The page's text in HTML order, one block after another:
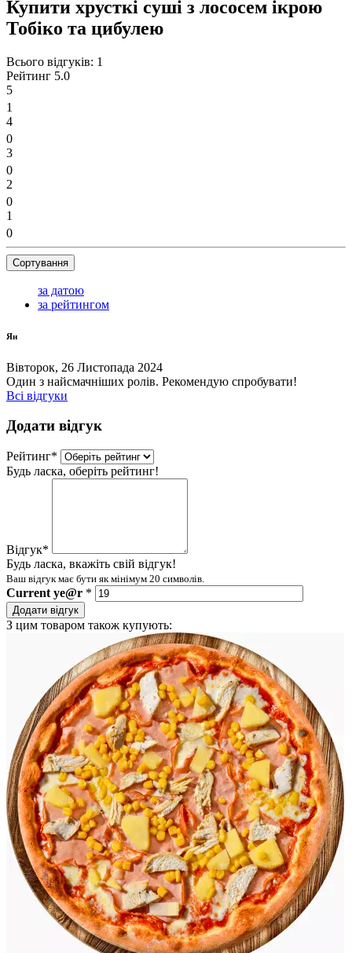
Купити хрусткі суші з лососем ікрою
Тобіко та цибулею
Всього відгуків: 1
Рейтинг 5.0
5
1
4
0
3
0
2
0
1
0
Сортування
за датою
за рейтингом
Ян
Вівторок, 26 Листопада 2024
Один з найсмачніших ролів. Рекомендую спробувати!
Всі відгуки
Додати відгук
Рейтинг*
Будь ласка, оберіть рейтинг!
Відгук*
Будь ласка, вкажіть свій відгук!
Ваш відгук має бути як мінімум 20 символів.
Current ye@r *
Додати відгук
З цим товаром також купують: